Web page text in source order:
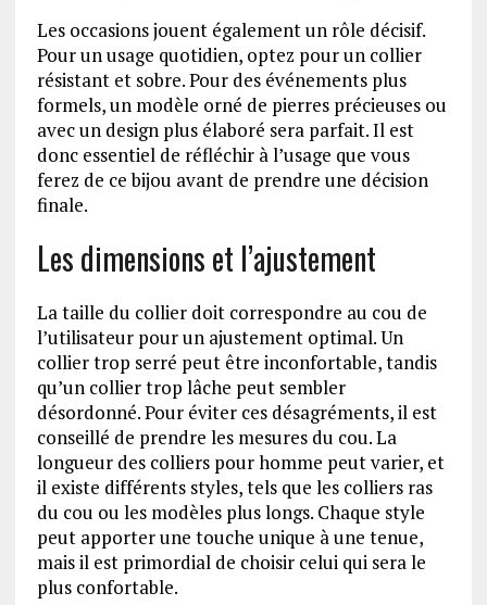
Les occasions jouent également un rôle décisif.
Pour un usage quotidien, optez pour un collier
résistant et sobre. Pour des événements plus
formels, un modèle orné de pierres précieuses ou
avec un design plus élaboré sera parfait. Il est
donc essentiel de réfléchir à l’usage que vous
ferez de ce bijou avant de prendre une décision
finale.
Les dimensions et l’ajustement
La taille du collier doit correspondre au cou de
l’utilisateur pour un ajustement optimal. Un
collier trop serré peut être inconfortable, tandis
qu’un collier trop lâche peut sembler
désordonné. Pour éviter ces désagréments, il est
conseillé de prendre les mesures du cou. La
longueur des colliers pour homme peut varier, et
il existe différents styles, tels que les colliers ras
du cou ou les modèles plus longs. Chaque style
peut apporter une touche unique à une tenue,
mais il est primordial de choisir celui qui sera le
plus confortable.